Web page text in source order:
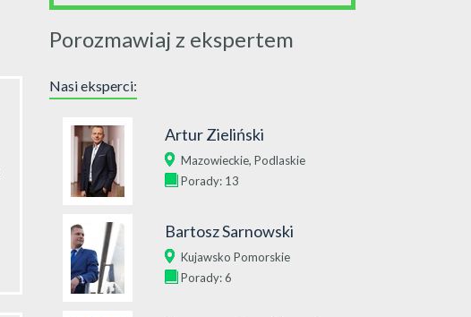
Porozmawiaj z ekspertem
Nasi eksperci:
Artur Zieliński
Mazowieckie, Podlaskie
Porady: 13
Bartosz Sarnowski
Kujawsko Pomorskie
Porady: 6